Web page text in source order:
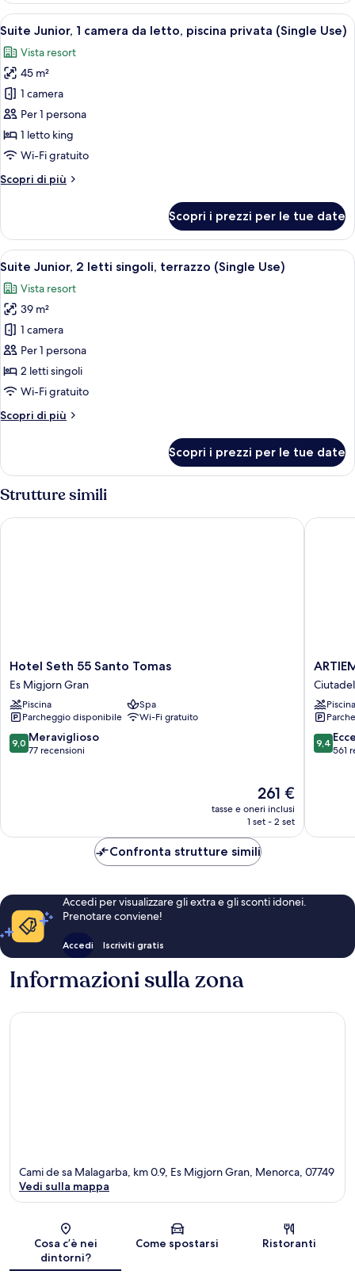
privata
camera
letto,
piscina
privata
Apri
tutte
le
foto
per
Suite
Junior,
1
camera
da
privata
(Single
Use)
Una camera da letto con un letto,
27
Suite Junior, 1 camera da letto, piscina privata (Single Use)
Vista resort
45 m²
1 camera
Per 1 persona
1 letto king
Wi-Fi gratuito
Scopri di più
Altri
Junior,
camera
letto,
piscina
privata
(Single
Use)
Scopri i prezzi per le tue date
Apri
tutte
le
foto
per
Suite
Junior,
2
singoli,
Use)
Un ambiente compatto con divano,
17
Suite Junior, 2 letti singoli, terrazzo (Single Use)
Vista resort
39 m²
1 camera
Per 1 persona
2 letti singoli
Wi-Fi gratuito
Scopri di più
Altri
Junior,
2
letti
singoli,
terrazzo
Scopri i prezzi per le tue date
Strutture simili
Hotel
Seth
55
Santo
Tomas
Es
Migjorn
Hotel Seth 55 Santo Tomas
Es Migjorn Gran
Piscina
Spa
Parcheggio disponibile
Wi-Fi gratuito
9.0
su
9,0 Meraviglioso
77 recensioni
Il
prezzo
attuale
261 €
261 €
tasse e oneri inclusi
1 set - 2 set
Hotel Seth 55 Santo Tomas
ARTIEM
Audax
-
Adults
Only
Hotel
Piscina
9.4
su
9,4
561
Confronta strutture simili
Accedi per visualizzare gli extra e gli sconti idonei.
Prenotare conviene!
Accedi Iscriviti gratis
Informazioni sulla zona
Mappa
Cami de sa Malagarba, km 0.9, Es Migjorn Gran, Menorca, 07749
Vedi sulla mappa
Cosa c’è nei
dintorni?
Come spostarsi Ristoranti